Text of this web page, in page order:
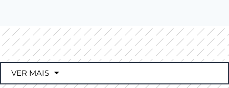
VER MAIS